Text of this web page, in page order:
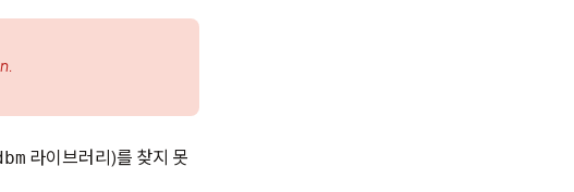
라이브러리)를 찾지 못